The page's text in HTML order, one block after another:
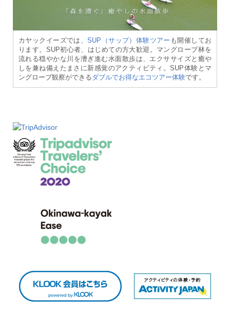
カヤックイーズでは、SUP（サップ）体験ツアー も開催してお
ります。SUP初心者、はじめての方大歓迎。マングローブ林を
流れる穏やかな川を漕ぎ進む水面散歩は、エクササイズと癒や
しを兼ね備えたまさに新感覚のアクティビティ。SUP体験とマ
ングローブ観察ができるダブルでお得なエコツアー体験です。